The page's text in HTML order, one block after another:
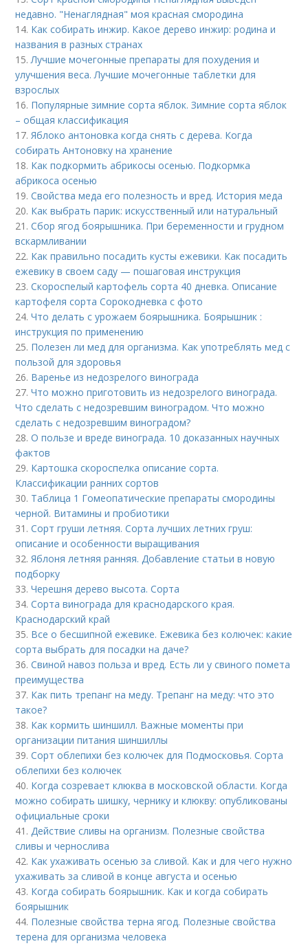
недавно. "Ненаглядная" моя красная смородина
14. Как собирать инжир. Какое дерево инжир: родина и
названия в разных странах
15.Лучшие мочегонные препараты для похудения и
улучшения веса. Лучшие мочегонные таблетки для
взрослых
16. Популярные зимние сорта яблок. Зимние сорта яблок
– общая классификация
17.Яблоко антоновка когда снять с дерева. Когда
собирать Антоновку на хранение
18. Как подкормить абрикосы осенью. Подкормка
абрикоса осенью
19.Свойства меда его полезность и вред. История меда
20. Как выбрать парик: искусственный или натуральный
21.Сбор ягод боярышника. При беременности и грудном
вскармливании
22. Как правильно посадить кусты ежевики. Как посадить
ежевику в своем саду — пошаговая инструкция
23.Скороспелый картофель сорта 40 дневка. Описание
картофеля сорта Сорокодневка с фото
24.Что делать с урожаем боярышника. Боярышник :
инструкция по применению
25. Полезен ли мед для организма. Как употреблять мед с
пользой для здоровья
26. Варенье из недозрелого винограда
27.Что можно приготовить из недозрелого винограда.
Что сделать с недозревшим виноградом. Что можно
сделать с недозревшим виноградом?
28.О пользе и вреде винограда. 10 доказанных научных
фактов
29. Картошка скороспелка описание сорта.
Классификации ранних сортов
30. Таблица 1 Гомеопатические препараты смородины
черной. Витамины и пробиотики
31.Сорт груши летняя. Сорта лучших летних груш:
описание и особенности выращивания
32.Яблоня летняя ранняя. Добавление статьи в новую
подборку
33.Черешня дерево высота. Сорта
34.Сорта винограда для краснодарского края.
Краснодарский край
35. Все о бесшипной ежевике. Ежевика без колючек: какие
сорта выбрать для посадки на даче?
36.Свиной навоз польза и вред. Есть ли у свиного помета
преимущества
37. Как пить трепанг на меду. Трепанг на меду: что это
такое?
38. Как кормить шиншилл. Важные моменты при
организации питания шиншиллы
39.Сорт облепихи без колючек для Подмосковья. Сорта
облепихи без колючек
40. Когда созревает клюква в московской области. Когда
можно собирать шишку, чернику и клюкву: опубликованы
официальные сроки
41.Действие сливы на организм. Полезные свойства
сливы и чернослива
42. Как ухаживать осенью за сливой. Как и для чего нужно
ухаживать за сливой в конце августа и осенью
43. Когда собирать боярышник. Как и когда собирать
боярышник
44. Полезные свойства терна ягод. Полезные свойства
терена для организма человека